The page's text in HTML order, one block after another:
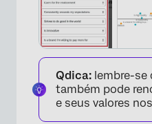
Qdica: lembre-se
também pode
e seus valores nos